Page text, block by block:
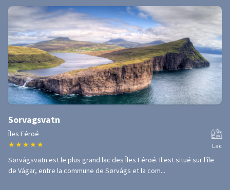
Sorvagsvatn
Îles Féroé
★ ★ ★ ★ ★ Lac
Sørvágsvatn est le plus grand lac des Îles Féroé. Il est situé sur l'île
de Vágar, entre la commune de Sørvágs et la com...